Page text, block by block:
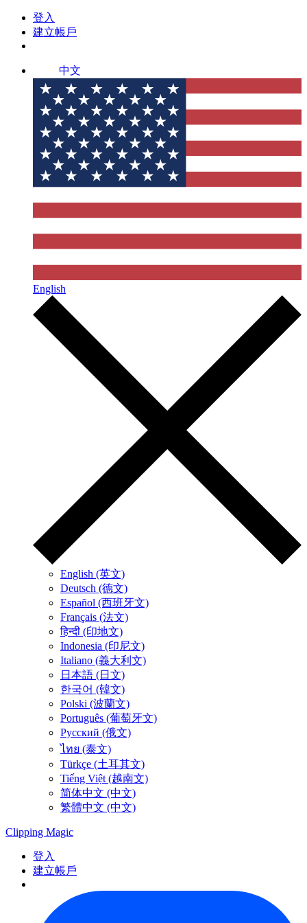
登入
建立帳戶
中文
English
English (英文)
Deutsch (德文)
Español (西班牙文)
Français (法文)
हिन्दी (印地文)
Indonesia (印尼文)
Italiano (義大利文)
日本語 (日文)
한국어 (韓文)
Polski (波蘭文)
Português (葡萄牙文)
Русский (俄文)
ไทย (泰文)
Türkçe (土耳其文)
Tiếng Việt (越南文)
简体中文 (中文)
繁體中文 (中文)
Clipping Magic
登入
建立帳戶